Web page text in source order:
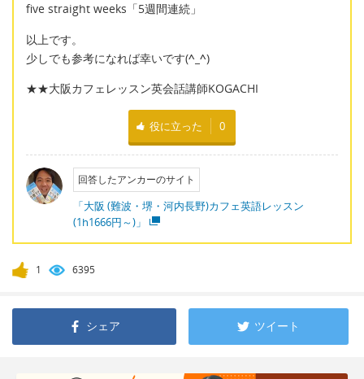
five straight weeks「5週間連続」
以上です。
少しでも参考になれば幸いです(^_^)
★★大阪カフェレッスン英会話講師KOGACHI
役に立った 0
回答したアンカーのサイト
「大阪 (難波・堺・河内長野)カフェ英語レッスン
(1h1666円～)」
1 6395
シェア ツイート